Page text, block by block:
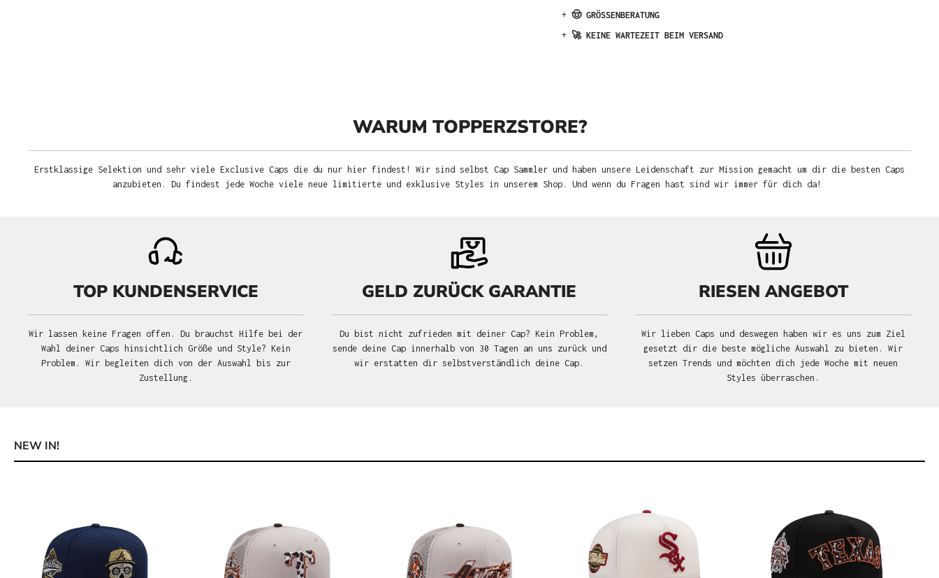
+ 🤠 GRÖSSENBERATUNG
+ 🚀 KEINE WARTEZEIT BEIM VERSAND
WARUM TOPPERZSTORE?
Erstklassige Selektion und sehr viele Exclusive Caps die du nur hier findest! Wir sind selbst Cap Sammler und haben unsere Leidenschaft zur Mission gemacht um dir die besten Caps
anzubieten. Du findest jede Woche viele neue limitierte und exklusive Styles in unserem Shop. Und wenn du Fragen hast sind wir immer für dich da!
TOP KUNDENSERVICE
Wir lassen keine Fragen offen. Du brauchst Hilfe bei der
Wahl deiner Caps hinsichtlich Größe und Style? Kein
Problem. Wir begleiten dich von der Auswahl bis zur
Zustellung.
GELD ZURÜCK GARANTIE
Du bist nicht zufrieden mit deiner Cap? Kein Problem,
sende deine Cap innerhalb von 30 Tagen an uns zurück und
wir erstatten dir selbstverständlich deine Cap.
RIESEN ANGEBOT
Wir lieben Caps und deswegen haben wir es uns zum Ziel
gesetzt dir die beste mögliche Auswahl zu bieten. Wir
setzen Trends und möchten dich jede Woche mit neuen
Styles überraschen.
NEW IN!